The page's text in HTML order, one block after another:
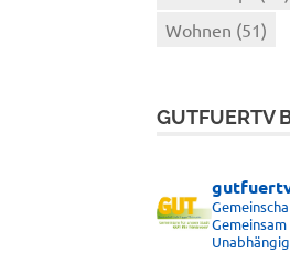
Wohnen (51)
GUTFUERTV